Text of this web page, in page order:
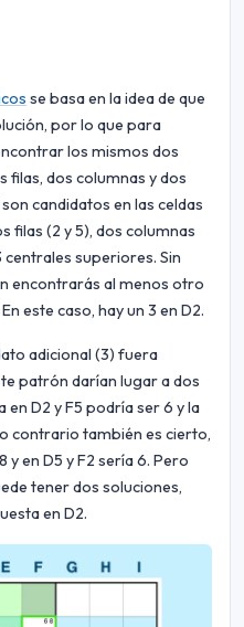
se basa en la idea de que
por lo que para
los mismos dos
filas, dos columnas y dos
candidatos en las celdas
filas (2 y 5), dos columnas
centrales superiores. Sin
encontrarás al menos otro
este caso, hay un 3 en D2.
adicional (3) fuera
patrón darían lugar a dos
en D2 y F5 podría ser 6 y la
contrario también es cierto,
y en D5 y F2 sería 6. Pero
tener dos soluciones,
en D2.